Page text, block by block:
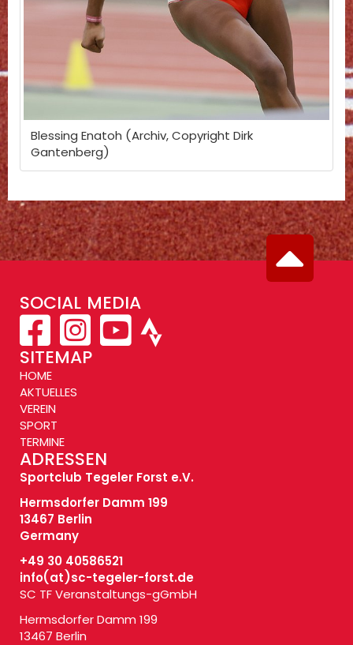
Blessing Enatoh (Archiv, Copyright Dirk
Gantenberg)
SOCIAL MEDIA
SITEMAP
HOME
AKTUELLES
VEREIN
SPORT
TERMINE
ADRESSEN
Sportclub Tegeler Forst e.V.
Hermsdorfer Damm 199
13467 Berlin
Germany
+49 30 40586521
info(at)sc-tegeler-forst.de
SC TF Veranstaltungs-gGmbH
Hermsdorfer Damm 199
13467 Berlin